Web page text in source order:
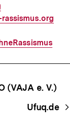
(VAJA e. V.)
Ufuq.de